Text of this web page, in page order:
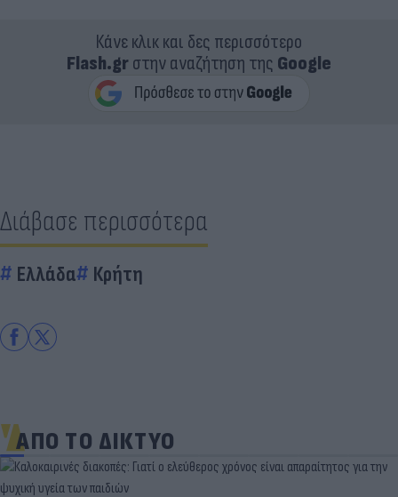
Κάνε κλικ και δες περισσότερο
Flash.grστην αναζήτηση της Google
Διάβασε περισσότερα
Ελλάδα Κρήτη
ΑΠΟ ΤΟ ΔΙΚΤΥΟ